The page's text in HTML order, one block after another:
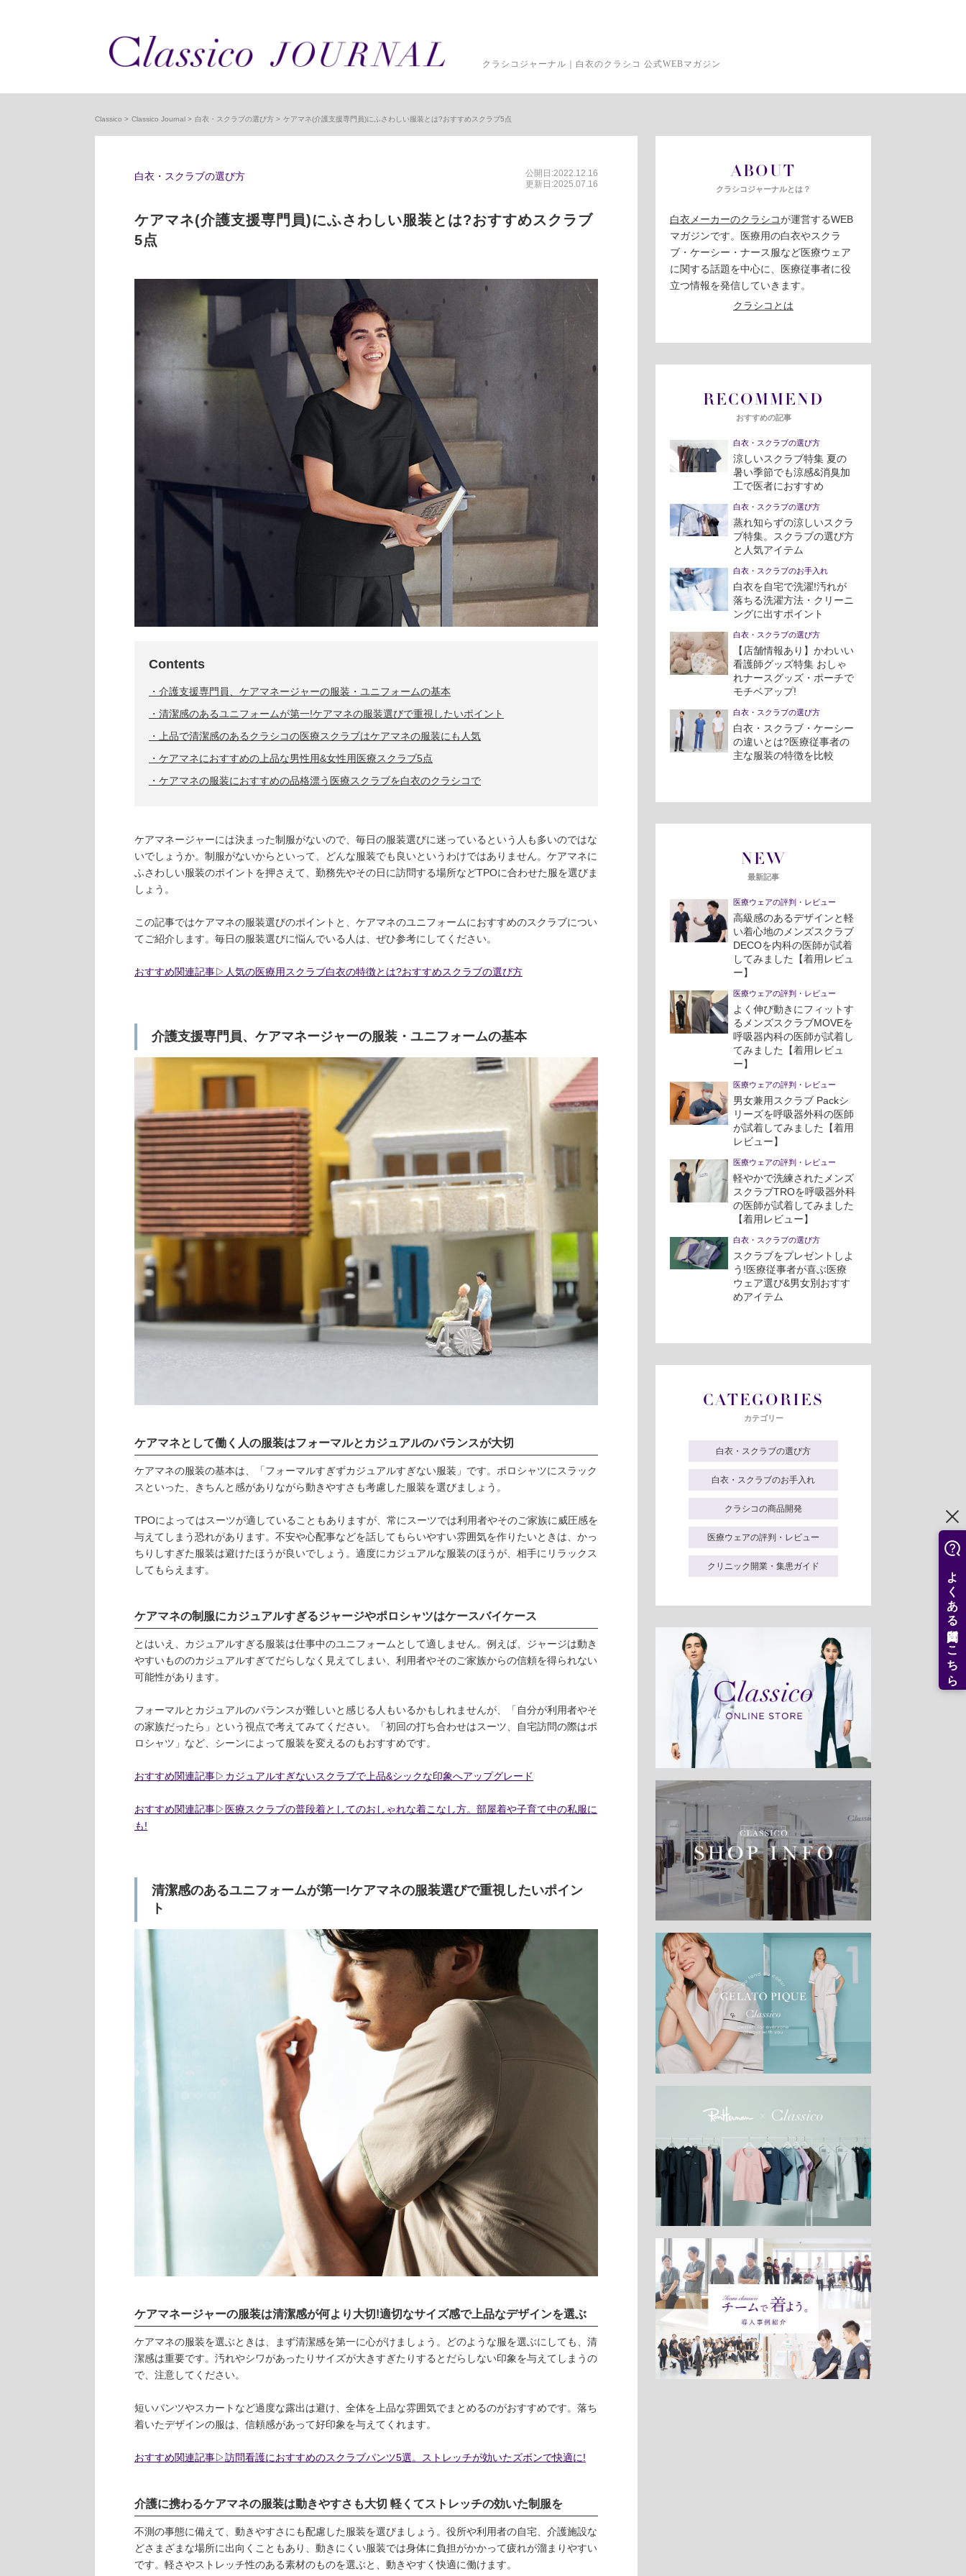
よくある質問はこちら
クラシコジャーナル｜白衣のクラシコ 公式WEBマガジン
Classico Classico Journal 白衣・スクラブの選び方 ケアマネ(介護支援専門員)にふさわしい服装とは?おすすめスクラブ5点
白衣・スクラブの選び方
公開日:2022.12.16
更新日:2025.07.16
ケアマネ(介護支援専門員)にふさわしい服装とは?おすすめスクラブ
5点
Contents
介護支援専門員、ケアマネージャーの服装・ユニフォームの基本
清潔感のあるユニフォームが第一!ケアマネの服装選びで重視したいポイント
上品で清潔感のあるクラシコの医療スクラブはケアマネの服装にも人気
ケアマネにおすすめの上品な男性用&女性用医療スクラブ5点
ケアマネの服装におすすめの品格漂う医療スクラブを白衣のクラシコで
ケアマネージャーには決まった制服がないので、毎日の服装選びに迷っているという人も多いのではな
いでしょうか。制服がないからといって、どんな服装でも良いというわけではありません。ケアマネに
ふさわしい服装のポイントを押さえて、勤務先やその日に訪問する場所などTPOに合わせた服を選びま
しょう。
この記事ではケアマネの服装選びのポイントと、ケアマネのユニフォームにおすすめのスクラブについ
てご紹介します。毎日の服装選びに悩んでいる人は、ぜひ参考にしてください。
おすすめ関連記事▷人気の医療用スクラブ白衣の特徴とは?おすすめスクラブの選び方
介護支援専門員、ケアマネージャーの服装・ユニフォームの基本
ケアマネとして働く人の服装はフォーマルとカジュアルのバランスが大切
ケアマネの服装の基本は、「フォーマルすぎずカジュアルすぎない服装」です。ポロシャツにスラック
スといった、きちんと感がありながら動きやすさも考慮した服装を選びましょう。
TPOによってはスーツが適していることもありますが、常にスーツでは利用者やそのご家族に威圧感を
与えてしまう恐れがあります。不安や心配事などを話してもらいやすい雰囲気を作りたいときは、かっ
ちりしすぎた服装は避けたほうが良いでしょう。適度にカジュアルな服装のほうが、相手にリラックス
してもらえます。
ケアマネの制服にカジュアルすぎるジャージやポロシャツはケースバイケース
とはいえ、カジュアルすぎる服装は仕事中のユニフォームとして適しません。例えば、ジャージは動き
やすいもののカジュアルすぎてだらしなく見えてしまい、利用者やそのご家族からの信頼を得られない
可能性があります。
フォーマルとカジュアルのバランスが難しいと感じる人もいるかもしれませんが、「自分が利用者やそ
の家族だったら」という視点で考えてみてください。「初回の打ち合わせはスーツ、自宅訪問の際はポ
ロシャツ」など、シーンによって服装を変えるのもおすすめです。
おすすめ関連記事▷カジュアルすぎないスクラブで上品&シックな印象へアップグレード
おすすめ関連記事▷医療スクラブの普段着としてのおしゃれな着こなし方。部屋着や子育て中の私服に
も!
清潔感のあるユニフォームが第一!ケアマネの服装選びで重視したいポイン
ト
ケアマネージャーの服装は清潔感が何より大切!適切なサイズ感で上品なデザインを選ぶ
ケアマネの服装を選ぶときは、まず清潔感を第一に心がけましょう。どのような服を選ぶにしても、清
潔感は重要です。汚れやシワがあったりサイズが大きすぎたりするとだらしない印象を与えてしまうの
で、注意してください。
短いパンツやスカートなど過度な露出は避け、全体を上品な雰囲気でまとめるのがおすすめです。落ち
着いたデザインの服は、信頼感があって好印象を与えてくれます。
おすすめ関連記事▷訪問看護におすすめのスクラブパンツ5選。ストレッチが効いたズボンで快適に!
介護に携わるケアマネの服装は動きやすさも大切 軽くてストレッチの効いた制服を
不測の事態に備えて、動きやすさにも配慮した服装を選びましょう。役所や利用者の自宅、介護施設な
どさまざまな場所に出向くこともあり、動きにくい服装では身体に負担がかかって疲れが溜まりやすい
です。軽さやストレッチ性のある素材のものを選ぶと、動きやすく快適に働けます。
ABOUT
クラシコジャーナルとは？
白衣メーカーのクラシコが運営するWEB
マガジンです。医療用の白衣やスクラ
ブ・ケーシー・ナース服など医療ウェア
に関する話題を中心に、医療従事者に役
立つ情報を発信していきます。
クラシコとは
RECOMMEND
おすすめの記事
白衣・スクラブの選び方
涼しいスクラブ特集 夏の
暑い季節でも涼感&消臭加
工で医者におすすめ
白衣・スクラブの選び方
蒸れ知らずの涼しいスクラ
ブ特集。スクラブの選び方
と人気アイテム
白衣・スクラブのお手入れ
白衣を自宅で洗濯!汚れが
落ちる洗濯方法・クリーニ
ングに出すポイント
白衣・スクラブの選び方
【店舗情報あり】かわいい
看護師グッズ特集 おしゃ
れナースグッズ・ポーチで
モチベアップ!
白衣・スクラブの選び方
白衣・スクラブ・ケーシー
の違いとは?医療従事者の
主な服装の特徴を比較
NEW
最新記事
医療ウェアの評判・レビュー
高級感のあるデザインと軽
い着心地のメンズスクラブ
DECOを内科の医師が試着
してみました【着用レビュ
ー】
医療ウェアの評判・レビュー
よく伸び動きにフィットす
るメンズスクラブMOVEを
呼吸器内科の医師が試着し
てみました【着用レビュ
ー】
医療ウェアの評判・レビュー
男女兼用スクラブ Packシ
リーズを呼吸器外科の医師
が試着してみました【着用
レビュー】
医療ウェアの評判・レビュー
軽やかで洗練されたメンズ
スクラブTROを呼吸器外科
の医師が試着してみました
【着用レビュー】
白衣・スクラブの選び方
スクラブをプレゼントしよ
う!医療従事者が喜ぶ医療
ウェア選び&男女別おすす
めアイテム
CATEGORIES
カテゴリー
白衣・スクラブの選び方
白衣・スクラブのお手入れ
クラシコの商品開発
医療ウェアの評判・レビュー
クリニック開業・集患ガイド